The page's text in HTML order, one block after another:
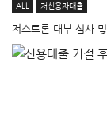
ALL 저신용자대출
저스트론 대부 심사